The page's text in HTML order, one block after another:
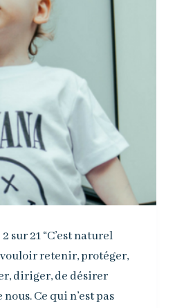
sur 21 “C’est naturel
retenir, protéger,
diriger, de désirer
Ce qui n’est pas